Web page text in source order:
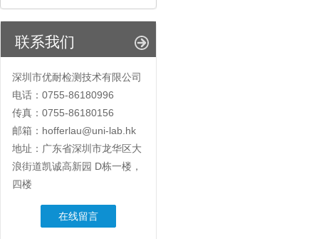
联系我们
深圳市优耐检测技术有限公司
电话：0755-86180996
传真：0755-86180156
邮箱：hofferlau@uni-lab.hk
地址：广东省深圳市龙华区大
浪街道凯诚高新园 D栋一楼，
四楼
在线留言